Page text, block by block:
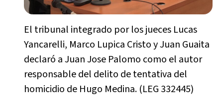
El tribunal integrado por los jueces Lucas
Yancarelli, Marco Lupica Cristo y Juan Guaita
declaró a Juan Jose Palomo como el autor
responsable del delito de tentativa del
homicidio de Hugo Medina. (LEG 332445)